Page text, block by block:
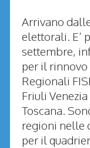
Arrivano
elettorali. E’
settembre,
per il
Regionali
Friuli
Toscana.
regioni nelle
per il